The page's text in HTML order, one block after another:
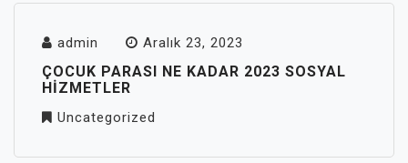
admin Aralık 23, 2023
ÇOCUK PARASI NE KADAR 2023 SOSYAL
HIZMETLER
Uncategorized